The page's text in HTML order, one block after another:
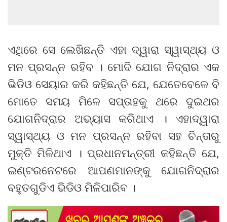
ଏଥିରେ ସେ ଲେଖିଛନ୍ତି ଏହା ଦ୍ୱାରା ସ୍ୱାସ୍ଥ୍ୟ ଓ
ମନ ପ୍ରସନ୍ନ ରହିବ । ମୋଦି ଯୋଗ ନିଦ୍ରାର ଏକ
ଭିଡିଓ ସେୟାର କରି କହିଛନ୍ତି ଯେ, ଯେତେବେଳେ ବି
ମୋତେ ସମୟ ମିଳେ ସପ୍ତାହକୁ ଥରେ ଦୁଇଥର
ଯୋଗନିଦ୍ରାର ଅଭ୍ୟାସ କରିଥାଏ । ଏହାଦ୍ୱାରା
ସ୍ୱାସ୍ଥ୍ୟ ଓ ମନ ପ୍ରସନ୍ନ ରହିବା ସହ ଚିନ୍ତାରୁ
ମୁକ୍ତି ମିଳିଥାଏ । ପ୍ରଧାନମନ୍ତ୍ରୀ କହିଛନ୍ତି ଯେ,
ଇଣ୍ଟରନେଟରେ ଆପଣମାନଙ୍କୁ ଯୋଗନିଦ୍ରାର
ବହୁତଗୁଡିଏ ଭିଡିଓ ମିଳିପାରିବ ।